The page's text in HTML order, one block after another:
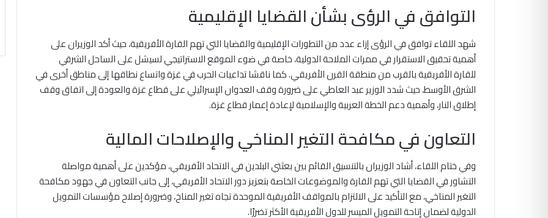
التوافق في الرؤى بشأن القضايا الإقليمية
شهد اللقاء توافق في الرؤى إزاء عدد من التطورات الإقليمية والقضايا التي تهم القارة الأفريقية، حيث أكد الوزيران على
أهمية تحقيق الاستقرار في ممرات الملاحة الدولية، خاصة في ضوء الموقع الاستراتيجي لسيشل على الساحل الشرقي
للقارة الأفريقية بالقرب من منطقة القرن الأفريقي. كما ناقشا تداعيات الحرب في غزة واتساع نطاقها إلى مناطق أخرى في
الشرق الأوسط، حيث شدد الوزير عبد العاطي على ضرورة وقف العدوان الإسرائيلي على قطاع غزة والعودة إلى اتفاق وقف
إطلاق النار، وأهمية دعم الخطة العربية والإسلامية لإعادة إعمار قطاع غزة.
التعاون في مكافحة التغير المناخي والإصلاحات المالية
وفي ختام اللقاء، أشاد الوزيران بالتنسيق القائم بين بعثتي البلدين في الاتحاد الأفريقي، مؤكدين على أهمية مواصلة
التشاور في القضايا التي تهم القارة والموضوعات الخاصة بتعزيز دور الاتحاد الأفريقي، إلى جانب التعاون في جهود مكافحة
التغير المناخي، مع التأكيد على الالتزام بالمواقف الأفريقية الموحدة تجاه تغير المناخ، وضرورة إصلاح مؤسسات التمويل
الدولية لضمان إتاحة التمويل الميسر للدول الأفريقية الأكثر تضررًا.